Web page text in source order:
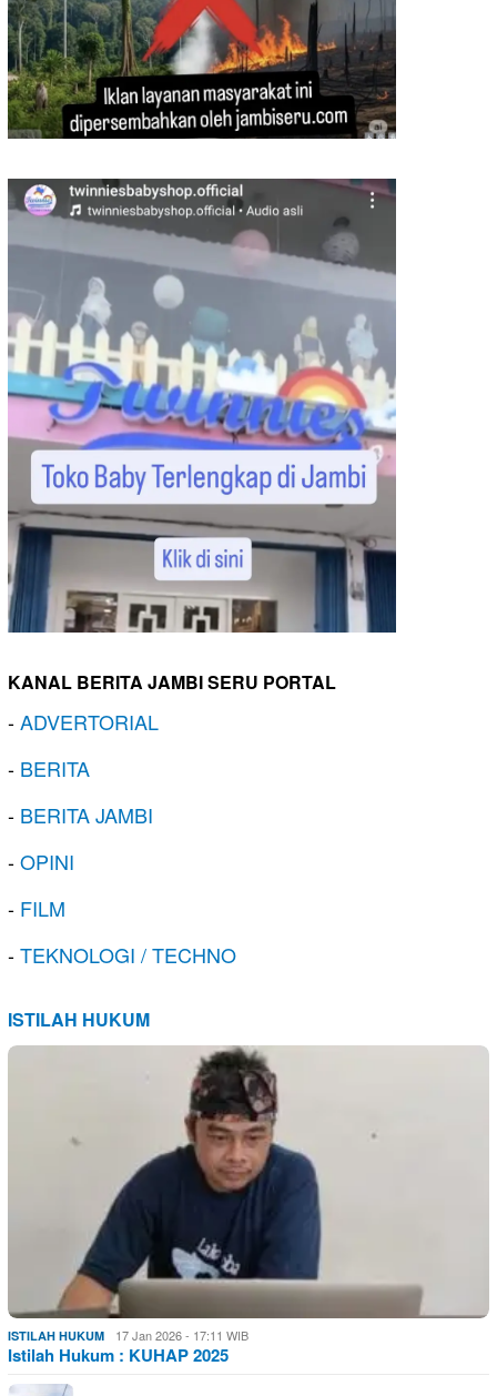
KANAL BERITA JAMBI SERU PORTAL
-ADVERTORIAL
- BERITA
- BERITA JAMBI
-OPINI
- FILM
-TEKNOLOGI / TECHNO
ISTILAH HUKUM
ISTILAH HUKUM 17 Jan 2026 - 17:11 WIB
Istilah Hukum : KUHAP 2025